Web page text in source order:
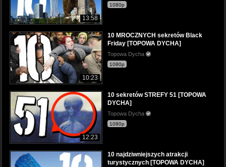
13:58
1080p
10:23
10 MROCZNYCH sekretów Black
Friday [TOPOWA DYCHA]
Topowa Dycha
1080p
12:23
10 sekretów STREFY 51 [TOPOWA
DYCHA]
Topowa Dycha
1080p
10 najdziwniejszych atrakcji
turystycznych [TOPOWA DYCHA]